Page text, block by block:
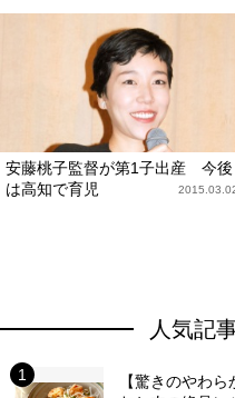
安藤桃子監督が第1子出産 今後
は高知で育児
人気記
【驚きのやわ